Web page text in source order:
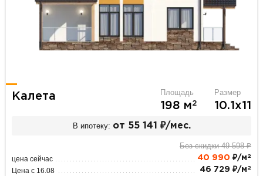
Калета Площадь
198 м2
Размер
10.1х11
В ипотеку: от 55 141 ₽/мес.
Без скидки 49 598 ₽
цена сейчас 40 990 ₽/м 2
Цена с 16.08 46 729 ₽/м 2